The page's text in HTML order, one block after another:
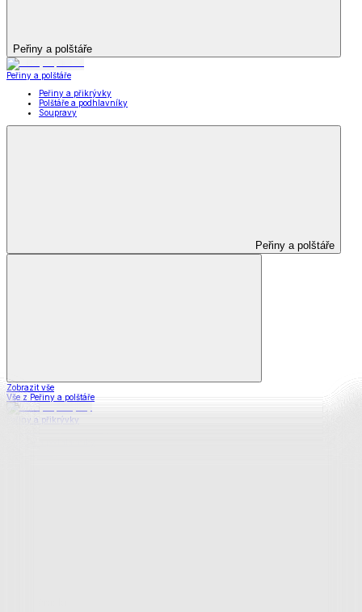
Peřiny a polštáře
Peřiny a polštáře
Peřiny a přikrývky
Polštáře a podhlavníky
Soupravy
Peřiny a polštáře
Zobrazit vše
Vše z Peřiny a polštáře
Peřiny a přikrývky